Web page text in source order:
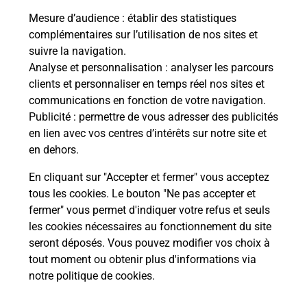
Mesure d’audience : établir des statistiques
complémentaires sur l’utilisation de nos sites et
suivre la navigation.
Analyse et personnalisation : analyser les parcours
clients et personnaliser en temps réel nos sites et
communications en fonction de votre navigation.
Publicité : permettre de vous adresser des publicités
en lien avec vos centres d’intérêts sur notre site et
en dehors.
En cliquant sur "Accepter et fermer" vous acceptez
tous les cookies. Le bouton "Ne pas accepter et
fermer" vous permet d'indiquer votre refus et seuls
les cookies nécessaires au fonctionnement du site
seront déposés. Vous pouvez modifier vos choix à
tout moment ou obtenir plus d'informations via
notre politique de cookies.
Souscrire à la téléassistance
Besoin d’un système de téléassistance à l’intérieur
et/ou à l’extérieur de votre domicile ? Découvrez
les offres téléalarme dans votre bureau de Poste à
SALLEBOEUF.
Gironde SALLEBOEUF